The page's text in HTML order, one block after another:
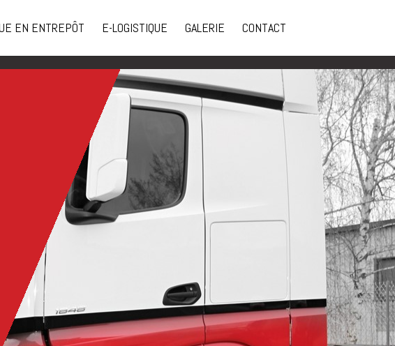
EN ENTREPÔT E-LOGISTIQUE GALERIE CONTACT